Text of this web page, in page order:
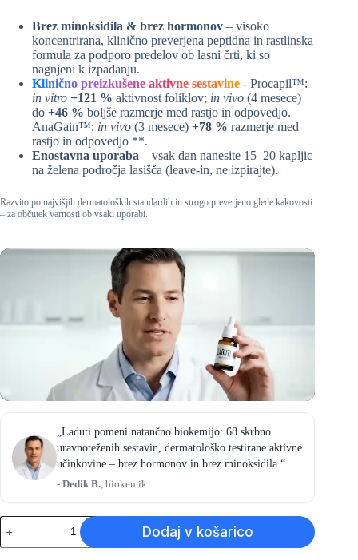
Brez minoksidila & brez hormonov – visoko
koncentrirana, klinično preverjena peptidna in rastlinska
formula za podporo predelov ob lasni črti, ki so
nagnjeni k izpadanju.
Klinično preizkušene aktivne sestavine - Procapil™:
in vitro +121 % aktivnost foliklov; in vivo (4 mesece)
do +46 % boljše razmerje med rastjo in odpovedjo.
AnaGain™: in vivo (3 mesece) +78 % razmerje med
rastjo in odpovedjo **.
Enostavna uporaba – vsak dan nanesite 15–20 kapljic
na želena področja lasišča (leave-in, ne izpirajte).
Razvito po najvišjih dermatoloških standardih in strogo preverjeno glede kakovosti
– za občutek varnosti ob vsaki uporabi.
„Laduti pomeni natančno biokemijo: 68 skrbno
uravnoteženih sestavin, dermatološko testirane aktivne
učinkovine – brez hormonov in brez minoksidila.“
- Dedik B. , biokemik
LADUTI
Kupite
Dodaj v košarico